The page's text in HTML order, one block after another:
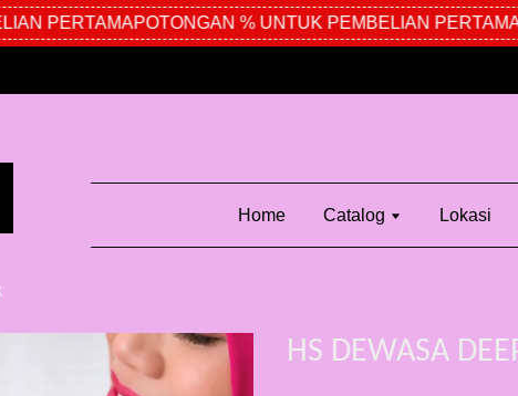
PERTAMAPOTONGAN % UNTUK PEMBELIAN PERTAMA
Home Catalog Lokasi
HS DEWASA